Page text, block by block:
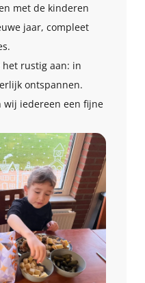
met de kinderen
jaar, compleet
het rustig aan: in
ontspannen.
wij iedereen een fijne